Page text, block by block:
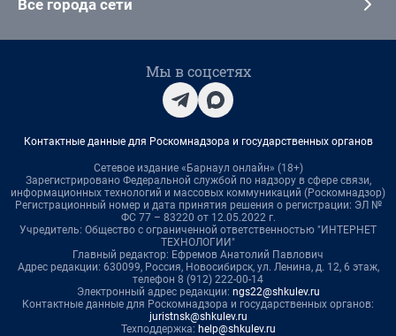
Все города сети
Мы в соцсетях
Контактные данные для Роскомнадзора и государственных органов
Сетевое издание «Барнаул онлайн» (18+)
Зарегистрировано Федеральной службой по надзору в сфере связи,
информационных технологий и массовых коммуникаций (Роскомнадзор)
Регистрационный номер и дата принятия решения о регистрации: ЭЛ №
ФС 77 – 83220 от 12.05.2022 г.
Учредитель: Общество с ограниченной ответственностью "ИНТЕРНЕТ
ТЕХНОЛОГИИ"
Главный редактор: Ефремов Анатолий Павлович
Адрес редакции: 630099, Россия, Новосибирск, ул. Ленина, д. 12, 6 этаж,
телефон 8 (912) 222-00-14
Электронный адрес редакции: ngs22@shkulev.ru
Контактные данные для Роскомнадзора и государственных органов:
juristnsk@shkulev.ru
Техподдержка: help@shkulev.ru